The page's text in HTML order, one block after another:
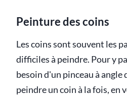
Peinture des coins
Les coins sont souvent les
difficiles à peindre. Pour y
besoin d'un pinceau à
peindre un coin à la fois, en